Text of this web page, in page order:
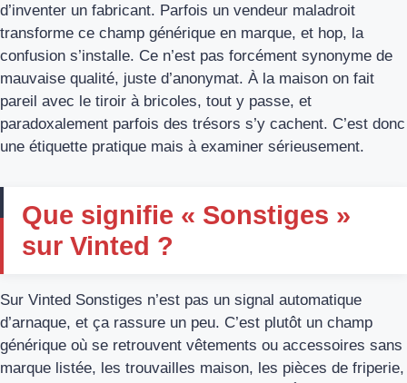
d’inventer un fabricant. Parfois un vendeur maladroit
transforme ce champ générique en marque, et hop, la
confusion s’installe. Ce n’est pas forcément synonyme de
mauvaise qualité, juste d’anonymat. À la maison on fait
pareil avec le tiroir à bricoles, tout y passe, et
paradoxalement parfois des trésors s’y cachent. C’est donc
une étiquette pratique mais à examiner sérieusement.
Que signifie « Sonstiges »
sur Vinted ?
Sur Vinted Sonstiges n’est pas un signal automatique
d’arnaque, et ça rassure un peu. C’est plutôt un champ
générique où se retrouvent vêtements ou accessoires sans
marque listée, les trouvailles maison, les pièces de friperie,